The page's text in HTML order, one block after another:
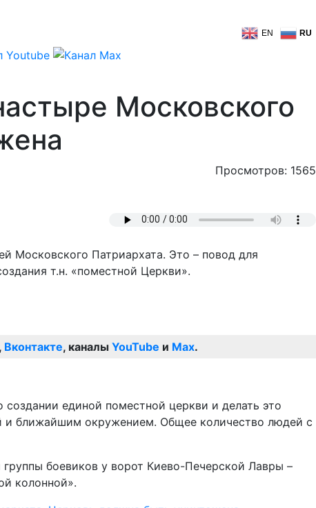
EN RU
Московского
Просмотров: 1565
Московского Патриархата. Это – повод для
т.н. «поместной Церкви».
, Вконтакте, каналы YouTube и Max.
единой поместной церкви и делать это
и ближайшим окружением. Общее количество людей с
боевиков у ворот Киево-Печерской Лавры –
колонной».